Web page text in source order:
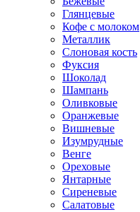
Глянцевые
Кофе с молоком
Металлик
Слоновая кость
Фуксия
Шоколад
Шампань
Оливковые
Оранжевые
Вишневые
Изумрудные
Венге
Ореховые
Янтарные
Сиреневые
Салатовые